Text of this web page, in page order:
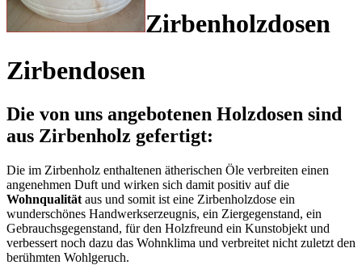
Zirbenholzdosen
Zirbendosen
Die von uns angebotenen Holzdosen sind
aus Zirbenholz gefertigt:
Die im Zirbenholz enthaltenen ätherischen Öle verbreiten einen
angenehmen Duft und wirken sich damit positiv auf die
Wohnqualität aus und somit ist eine Zirbenholzdose ein
wunderschönes Handwerkserzeugnis, ein Ziergegenstand, ein
Gebrauchsgegenstand, für den Holzfreund ein Kunstobjekt und
verbessert noch dazu das Wohnklima und verbreitet nicht zuletzt den
berühmten Wohlgeruch.